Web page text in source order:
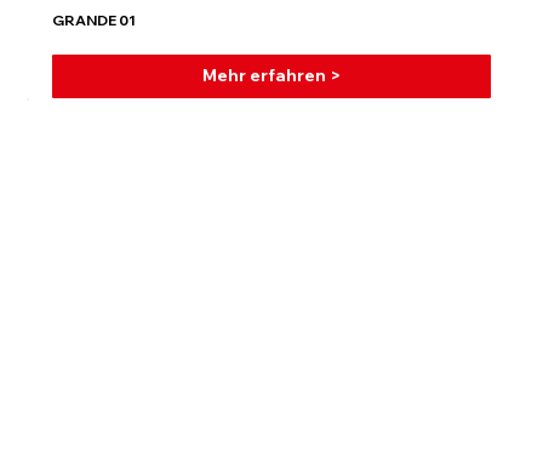
GRANDE 01
Mehr erfahren >